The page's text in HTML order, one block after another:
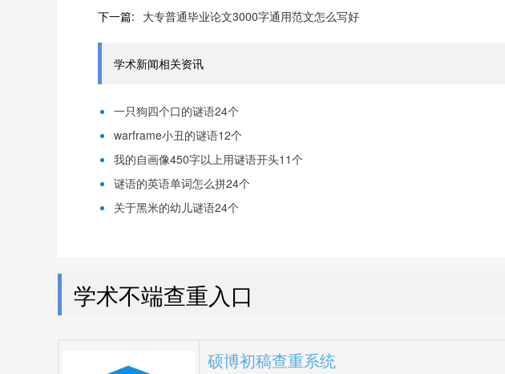
下一篇: 大专普通毕业论文3000字通用范文怎么写好
学术新闻相关资讯
一只狗四个口的谜语24个
warframe小丑的谜语12个
我的自画像450字以上用谜语开头11个
谜语的英语单词怎么拼24个
关于黑米的幼儿谜语24个
学术不端查重入口
硕博初稿查重系统